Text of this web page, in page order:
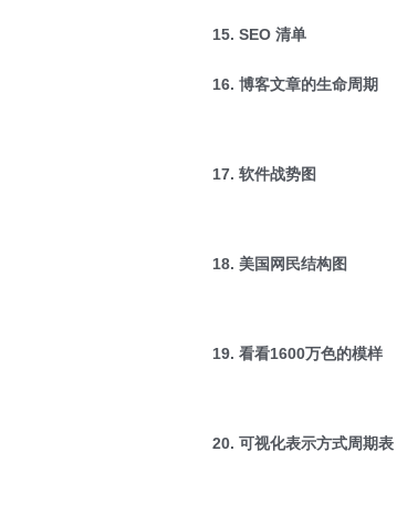
15. SEO 清单
16. 博客文章的生命周期
17. 软件战势图
18. 美国网民结构图
19. 看看1600万色的模样
20. 可视化表示方式周期表